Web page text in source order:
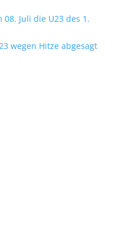
08. Juli die U23 des 1.
wegen Hitze abgesagt